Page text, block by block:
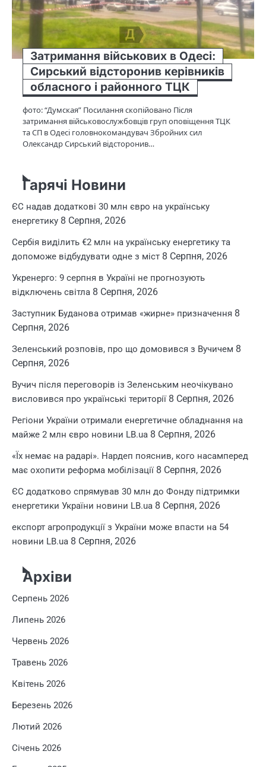
Затримання військових в Одесі:
Сирський відсторонив керівників
обласного і районного ТЦК
фото: “Думская” Посилання скопійовано Після
затримання військовослужбовців груп оповіщення ТЦК
та СП в Одесі головнокомандувач Збройних сил
Олександр Сирський відсторонив…
Гарячі Новини
ЄС надав додаткові 30 млн євро на українську
енергетику 8 Серпня, 2026
Сербія виділить €2 млн на українську енергетику та
допоможе відбудувати одне з міст 8 Серпня, 2026
Укренерго: 9 серпня в Україні не прогнозують
відключень світла 8 Серпня, 2026
Заступник Буданова отримав «жирне» призначення 8
Серпня, 2026
Зеленський розповів, про що домовився з Вучичем 8
Серпня, 2026
Вучич після переговорів із Зеленським неочікувано
висловився про українські території 8 Серпня, 2026
Регіони України отримали енергетичне обладнання на
майже 2 млн євро новини LB.ua 8 Серпня, 2026
«Їх немає на радарі». Нардеп пояснив, кого насамперед
має охопити реформа мобілізації 8 Серпня, 2026
ЄС додатково спрямував 30 млн до Фонду підтримки
енергетики України новини LB.ua 8 Серпня, 2026
експорт агропродукції з України може впасти на 54
новини LB.ua 8 Серпня, 2026
Архіви
Серпень 2026
Липень 2026
Червень 2026
Травень 2026
Квітень 2026
Березень 2026
Лютий 2026
Січень 2026